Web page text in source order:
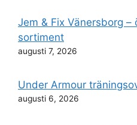
Jem & Fix Vänersborg
sortiment
augusti 7, 2026
Under Armour
augusti 6, 2026